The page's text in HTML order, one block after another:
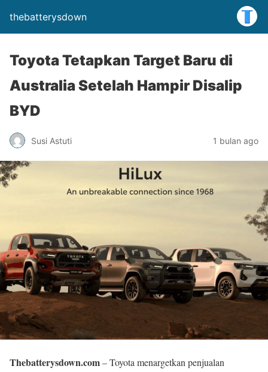
thebatterysdown
Toyota Tetapkan Target Baru di
Australia Setelah Hampir Disalip
BYD
Susi Astuti 1 bulan ago
Thebatterysdown.com– Toyota menargetkan penjualan